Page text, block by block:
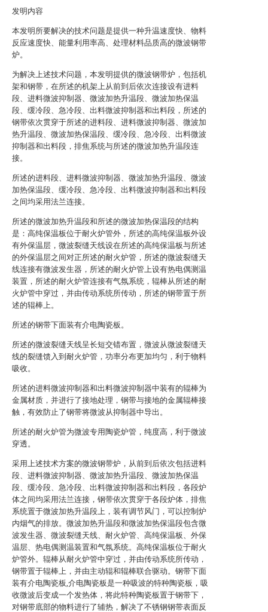
发明内容
本发明所要解决的技术问题是提供一种升温速度快、物料
反应速度快、能量利用率高、处理材料品质高的微波钢带
炉。
为解决上述技术问题，本发明提供的微波钢带炉，包括机
架和钢带，在所述的机架上从前到后依次连接设有进料
段、进料微波抑制器、微波加热升温段、微波加热保温
段、缓冷段、急冷段、出料微波抑制器和出料段，所述的
钢带依次贯穿于所述的进料段、进料微波抑制器、微波加
热升温段、微波加热保温段、缓冷段、急冷段、出料微波
抑制器和出料段，排焦系统与所述的微波加热升温段连
接。
所述的进料段、进料微波抑制器、微波加热升温段、微波
加热保温段、缓冷段、急冷段、出料微波抑制器和出料段
之间均采用法兰连接。
所述的微波加热升温段和所述的微波加热保温段的结构
是：高纯保温板位于耐火炉管外，所述的高纯保温板外设
有外保温层，微波裂缝天线设在所述的高纯保温板与所述
的外保温层之间对正所述的耐火炉管，所述的微波裂缝天
线连接有微波发生器，所述的耐火炉管上设有热电偶测温
装置，所述的耐火炉管连接有气氛系统，辊棒从所述的耐
火炉管中穿过，并由传动系统所传动，所述的钢带置于所
述的辊棒上。
所述的钢带下面装有介电陶瓷板。
所述的微波裂缝天线呈长短交错布置，微波从微波裂缝天
线的裂缝馈入到耐火炉管，功率分布更加均匀，利于物料
吸收。
所述的进料微波抑制器和出料微波抑制器中装有的辊棒为
金属材质，并进行了接地处理，钢带与接地的金属辊棒接
触，有效防止了钢带将微波从抑制器中导出。
所述的耐火炉管为微波专用陶瓷炉管，纯度高，利于微波
穿透。
采用上述技术方案的微波钢带炉，从前到后依次包括进料
段、进料微波抑制器、微波加热升温段、微波加热保温
段、缓冷段、急冷段、出料微波抑制器和出料段，各段炉
体之间均采用法兰连接，钢带依次贯穿于各段炉体，排焦
系统置于微波加热升温段上，装有调节风门，可以控制炉
内烟气的排放。微波加热升温段和微波加热保温段包含微
波发生器、微波裂缝天线、耐火炉管、高纯保温板、外保
温层、热电偶测温装置和气氛系统。高纯保温板位于耐火
炉管外。辊棒从耐火炉管中穿过，并由传动系统所传动，
钢带置于辊棒上，并由主动辊和辊棒联合驱动。钢带下面
装有介电陶瓷板,介电陶瓷板是一种吸波的特种陶瓷板，吸
收微波后变成一个发热体，将此特种陶瓷板置于钢带下，
对钢带底部的物料进行了辅热，解决了不锈钢钢带表面反